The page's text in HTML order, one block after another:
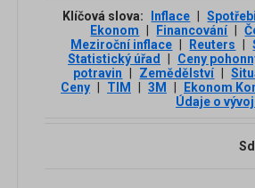
Klíčová slova: Inflace
Ekonom
Financování
Meziroční inflace
Reuters
Statistický úřad
Ceny
potravin
Zemědělství
Ceny
TIM 3М Ekonom
Údaje o